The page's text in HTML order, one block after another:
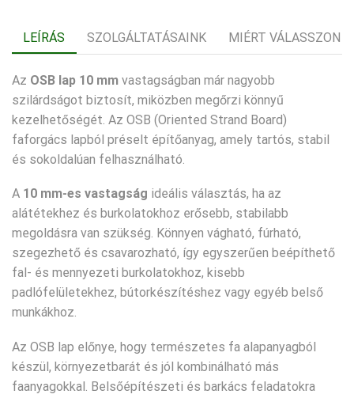
LEÍRÁS SZOLGÁLTATÁSAINK MIÉRT VÁLASSZON
Az OSB lap 10 mm vastagságban már nagyobb
szilárdságot biztosít, miközben megőrzi könnyű
kezelhetőségét. Az OSB (Oriented Strand Board)
faforgács lapból préselt építőanyag, amely tartós, stabil
és sokoldalúan felhasználható.
A 10 mm-es vastagság ideális választás, ha az
alátétekhez és burkolatokhoz erősebb, stabilabb
megoldásra van szükség. Könnyen vágható, fúrható,
szegezhető és csavarozható, így egyszerűen beépíthető
fal- és mennyezeti burkolatokhoz, kisebb
padlófelületekhez, bútorkészítéshez vagy egyéb belső
munkákhoz.
Az OSB lap előnye, hogy természetes fa alapanyagból
készül, környezetbarát és jól kombinálható más
faanyagokkal. Belsőépítészeti és barkács feladatokra